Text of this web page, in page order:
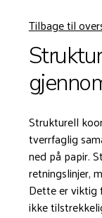
Tilbage til
Strukturell
tverrfaglig
ned på papir.
retningslinjer,
Dette er viktig
ikke